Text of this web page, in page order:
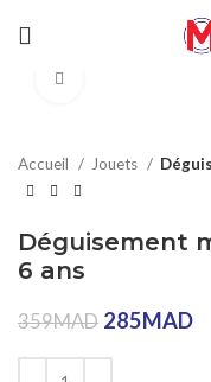
Accueil Jouets
Déguisement
6 ans
359MAD 285MAD